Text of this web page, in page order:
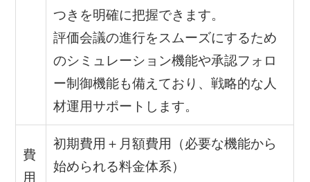
つきを明確に把握できます。
評価会議の進行をスムーズにするため
のシミュレーション機能や承認フォロ
ー制御機能も備えており、戦略的な人
材運用サポートします。
費
用
初期費用＋月額費用（必要な機能から
始められる料金体系）